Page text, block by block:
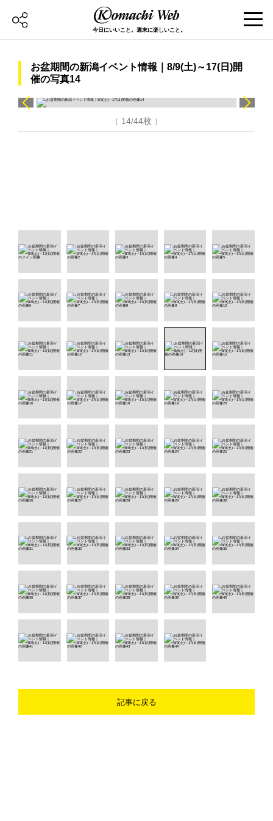
今日にいいこと。週末に楽しいこと。
お盆期間の新潟イベント情報｜8/9(土)～17(日)開
催の写真14
（ 14/44枚 ）
記事に戻る